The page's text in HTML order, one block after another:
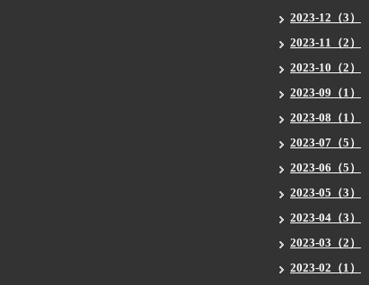
2023-12（3）
2023-11（2）
2023-10（2）
2023-09（1）
2023-08（1）
2023-07（5）
2023-06（5）
2023-05（3）
2023-04（3）
2023-03（2）
2023-02（1）